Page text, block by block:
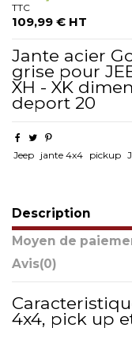
TTC
109,99 € HT
Jante acier
grise pour
XH - XK
deport 20
Jeep jante 4x4 pickup
Description
Moyen de
Avis(0)
4x4, pick up